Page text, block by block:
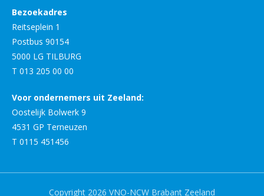
Bezoekadres
Reitseplein 1
Postbus 90154
5000 LG TILBURG
T 013 205 00 00
Voor ondernemers uit Zeeland:
Oostelijk Bolwerk 9
4531 GP Terneuzen
T 0115 451456
Copyright 2026 VNO-NCW Brabant Zeeland